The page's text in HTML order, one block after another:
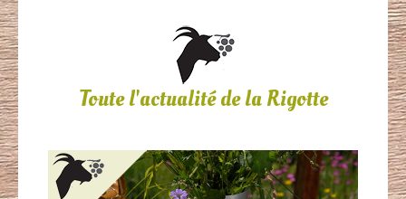
Toute l'actualité de la Rigotte